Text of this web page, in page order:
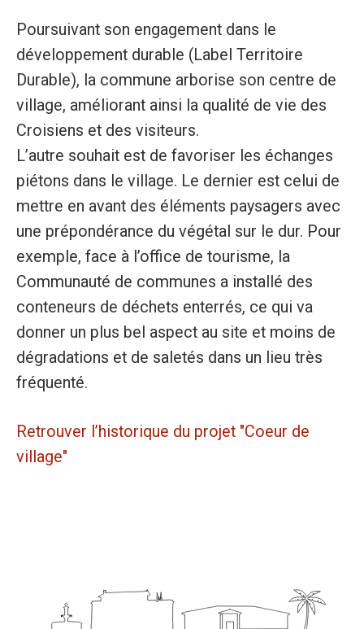
Poursuivant son engagement dans le
développement durable (Label Territoire
Durable), la commune arborise son centre de
village, améliorant ainsi la qualité de vie des
Croisiens et des visiteurs.
L’autre souhait est de favoriser les échanges
piétons dans le village. Le dernier est celui de
mettre en avant des éléments paysagers avec
une prépondérance du végétal sur le dur. Pour
exemple, face à l’office de tourisme, la
Communauté de communes a installé des
conteneurs de déchets enterrés, ce qui va
donner un plus bel aspect au site et moins de
dégradations et de saletés dans un lieu très
fréquenté.
Retrouver l’historique du projet "Coeur de
village"